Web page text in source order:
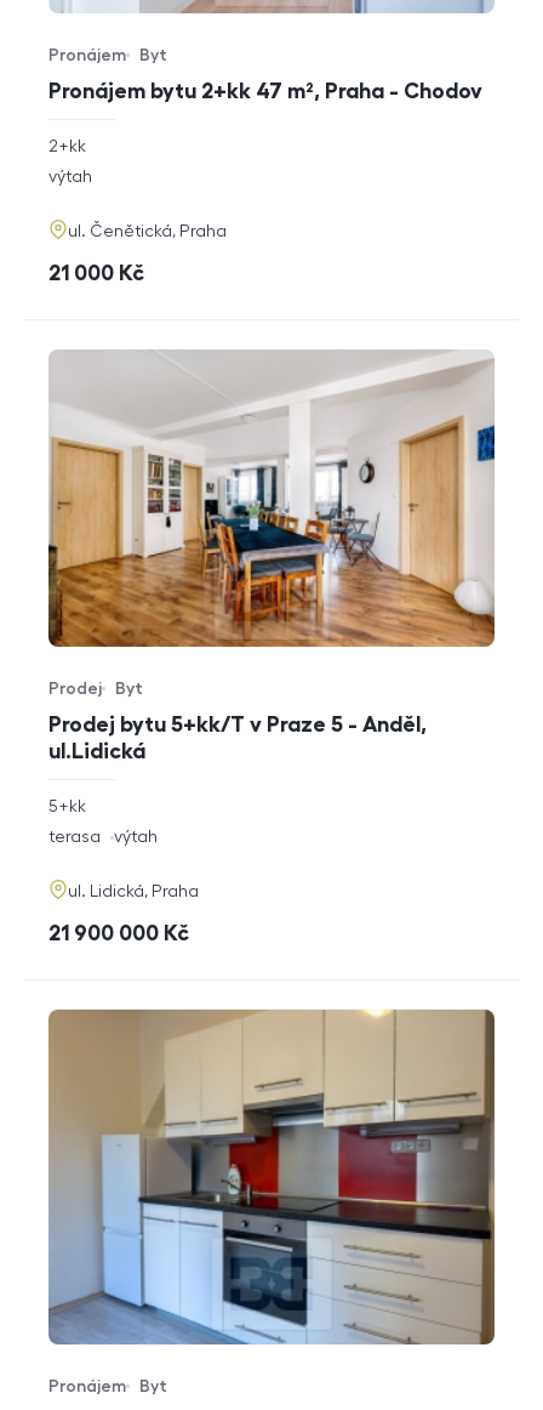
Pronájem bytu 2+kk 47 m², Praha - Chodov
Typ nabídky
Pronájem
Typ nemovitosti
Byt
rozměry
dispozice
2+kk
funkce
výtah
adresa
ul. Čenětická, Praha
cena
21 000 Kč
Prodej bytu 5+kk/T v Praze 5 - Anděl,
ul.Lidická
Typ nabídky
Prodej
Typ nemovitosti
Byt
rozměry
5+kk
funkce
terasa výtah
adresa
ul. Lidická, Praha
cena
21 900 000 Kč
Typ nabídky
Pronájem
Typ nemovitosti
Byt